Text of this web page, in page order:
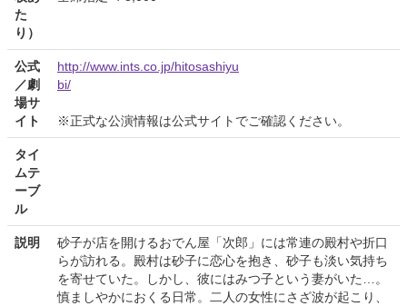
た
り）
公式
／劇
場サ
イト
http://www.ints.co.jp/hitosashiyu
bi/
※正式な公演情報は公式サイトでご確認ください。
タイ
ムテ
ーブ
ル
説明
砂子が店を開けるおでん屋「次郎」には常連の殿村や折口
らが訪れる。殿村は砂子に恋心を抱き、砂子も淡い気持ち
を寄せていた。しかし、彼にはみつ子という妻がいた…。
慎ましやかにおくる日常。二人の女性にさざ波が起こり、